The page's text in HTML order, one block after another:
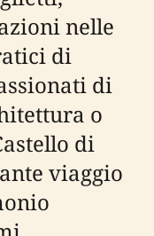
nelle
di
di
o
di
viaggio